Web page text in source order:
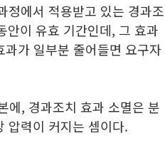
정에서 적용받고 있는 경과조
안이 유효 기간인데, 그 효과
가 일부분 줄어들면 요구자
에, 경과조치 효과 소멸은 분
압력이 커지는 셈이다.